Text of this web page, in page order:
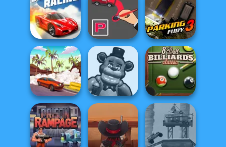
Winter Clash 3D
Pool Master 3D
Real Drift
Multiplayer
Parking Fury 3
Parking Way
Drift Cup Racing
8 Ball Billiards
Classic
Huggy Wuggy
Shooter
Drifting Mania